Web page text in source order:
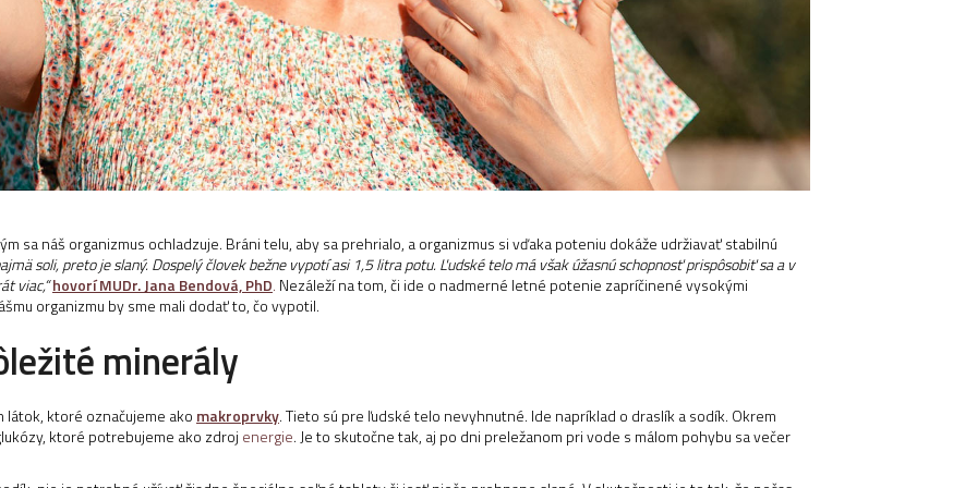
sa náš organizmus ochladzuje. Bráni telu, aby sa prehrialo, a organizmus si vďaka poteniu dokáže udržiavať stabilnú
soli, preto je slaný. Dospelý človek bežne vypotí asi 1,5 litra potu. Ľudské telo má však úžasnú schopnosť prispôsobiť sa a v
viac,“hovorí MUDr. Jana Bendová, PhD. Nezáleží na tom, či ide o nadmerné letné potenie zapríčinené vysokými
organizmu by sme mali dodať to, čo vypotil.
minerály
ktoré označujeme ako makroprvky. Tieto sú pre ľudské telo nevyhnutné. Ide napríklad o draslík a sodík. Okrem
ktoré potrebujeme ako zdroj energie. Je to skutočne tak, aj po dni preležanom pri vode s málom pohybu sa večer